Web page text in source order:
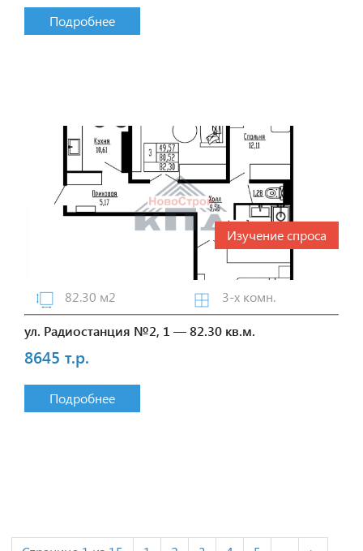
Подробнее
Изучение спроса
82.30 м2
3-х комн.
ул. Радиостанция №2, 1 — 82.30 кв.м.
8645 т.р.
Подробнее